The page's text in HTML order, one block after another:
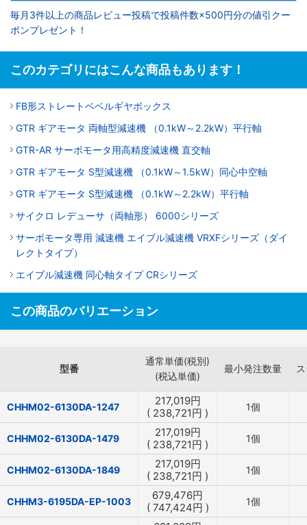
毎月3件以上の商品レビュー投稿で投稿件数×500円分の値引クー
ポンプレゼント！
このカテゴリにはこんな商品もあります！
FB形ストレートベベルギヤボックス
GTR ギアモータ 両軸型減速機 （0.1kW～2.2kW）平行軸
GTR-AR サーボモータ用高精度減速機 直交軸
GTR ギアモータ S型減速機 （0.1kW～1.5kW）同心中空軸
GTR ギアモータ S型減速機 （0.1kW～2.2kW）平行軸
サイクロ レデューサ（両軸形） 6000シリーズ
サーボモータ専用 減速機 エイブル減速機 VRXFシリーズ（ダイ
レクトタイプ）
エイブル減速機 同心軸タイプ CRシリーズ
この商品のバリエーション
型番
通常単価(税別)
(税込単価)
最小発注数量
CHHM02-6130DA-1247 217,019円
( 238,721円 ) 1個
CHHM02-6130DA-1479 217,019円
( 238,721円 ) 1個
CHHM02-6130DA-1849 217,019円
( 238,721円 ) 1個
CHHM3-6195DA-EP-1003 679,476円
( 747,424円 ) 1個